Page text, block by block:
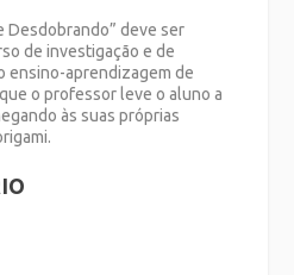
Desdobrando” deve ser
de investigação e de
ensino-aprendizagem de
o professor leve o aluno a
às suas próprias